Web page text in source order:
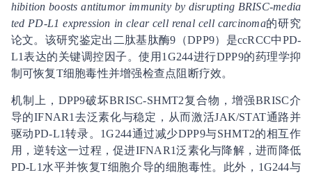
hibition boosts antitumor immunity by disrupting BRISC-media
ted PD-L1 expression in clear cell renal cell carcinoma的研究
论文。该研究鉴定出二肽基肽酶9（DPP9）是ccRCC中PD-
L1表达的关键调控因子。使用1G244进行DPP9的药理学抑
制可恢复T细胞毒性并增强检查点阻断疗效。
机制上，DPP9破坏BRISC-SHMT2复合物，增强BRISC介
导的IFNAR1去泛素化与稳定，从而激活JAK/STAT通路并
驱动PD-L1转录。1G244通过减少DPP9与SHMT2的相互作
用，逆转这一过程，促进IFNAR1泛素化与降解，进而降低
PD-L1水平并恢复T细胞介导的细胞毒性。此外，1G244与